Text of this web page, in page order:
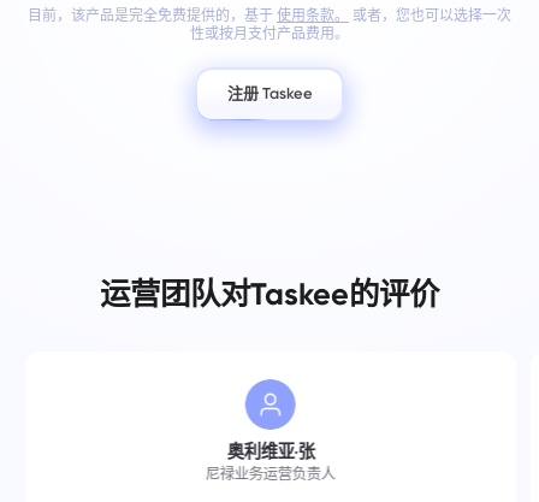
目前，该产品是完全免费提供的，基于使用条款。
或者，您也可以选择一次
性或按月支付产品费用。
注册 Taskee
运营团队对Taskee的评价
奥利维亚·张
尼禄业务运营负责人
浏览文件或拖放
发送
浏览文件 或拖放
We will contact you soon
您帮助我们每天都在变得更好！
建议